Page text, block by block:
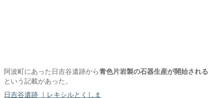
阿波町にあった日吉谷遺跡から青色片岩製の石器生産が開始される
という記載があった。
日吉谷遺跡 ｜レキシルとくしま